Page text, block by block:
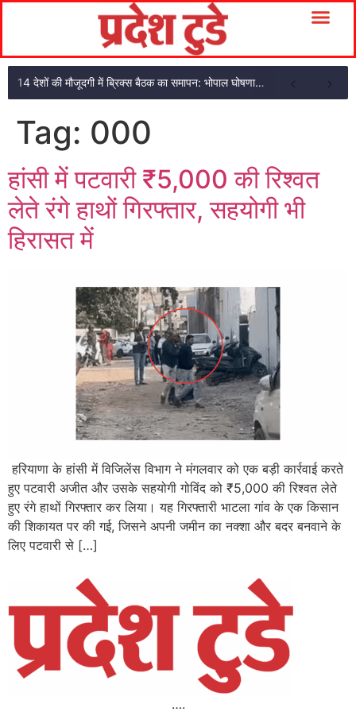
14 देशों की मौजूदगी में ब्रिक्स बैठक का समापन: भोपाल घोषणा पत्र अपनाया
Tag: 000
हांसी में पटवारी ₹5,000 की रिश्वत
लेते रंगे हाथों गिरफ्तार, सहयोगी भी
हिरासत में
हरियाणा के हांसी में विजिलेंस विभाग ने मंगलवार को एक बड़ी कार्रवाई करते
हुए पटवारी अजीत और उसके सहयोगी गोविंद को ₹5,000 की रिश्वत लेते
हुए रंगे हाथों गिरफ्तार कर लिया। यह गिरफ्तारी भाटला गांव के एक किसान
की शिकायत पर की गई, जिसने अपनी जमीन का नक्शा और बदर बनवाने के
लिए पटवारी से […]
….